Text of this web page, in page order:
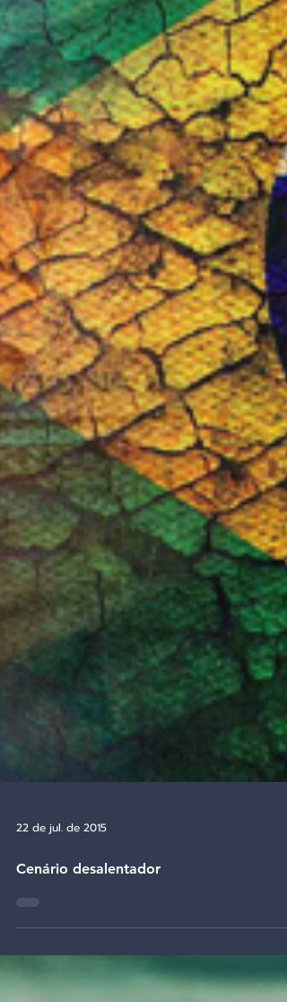
22 de jul. de 2015
Cenário desalentador